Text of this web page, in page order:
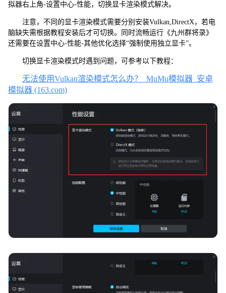
拟器右上角-设置中心-性能，切换显卡渲染模式解决。
注意，不同的显卡渲染模式需要分别安装Vulkan,DirectX，若电
脑缺失需根据教程安装后才可切换。同时流畅运行《九州群将录》
还需要在设置中心-性能-其他优化选择“强制使用独立显卡”。
切换显卡渲染模式时遇到问题，可参考以下教程：
无法使用Vulkan渲染模式怎么办？_MuMu模拟器_安卓
模拟器 (163.com)